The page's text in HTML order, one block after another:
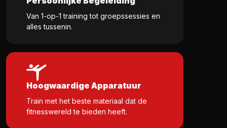
Van 1-op-1 training tot groepssessies en
alles tussenin.
Hoogwaardige Apparatuur
Train met het beste materiaal dat de
fitnesswereld te bieden heeft.